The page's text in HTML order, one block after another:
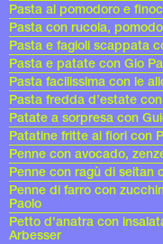
Pasta al pomodoro e
Pasta con rucola,
Pasta e fagioli scappata
Pasta e patate con Gio
Pasta facilissima con le
Pasta fredda d’estate
Patate a sorpresa con
Patatine fritte ai fiori con
Penne con avocado,
Penne con ragù di seitan
Penne di farro con
Paolo
Petto d'anatra con
Arbesser